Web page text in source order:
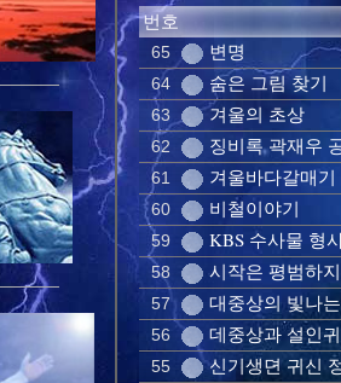
번호
65 변명
64 숨은 그림 찾기
63 겨울의 초상
62 징비록 곽재우
61 겨울바다갈매기
60 비철이야기
59 KBS 수사물 형
58 시작은 평범하
57 대중상의 빛나
56 데중상과 설인
55 신기생뎐 귀신